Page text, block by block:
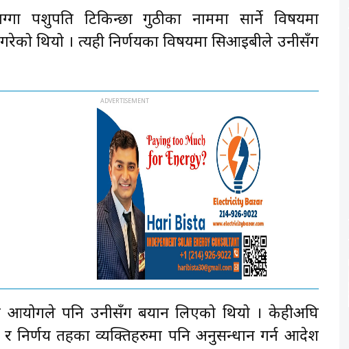
पशुपति टिकिन्छा गुठीका नाममा सार्ने विषयमा
गरेको थियो । त्यही निर्णयका विषयमा सिआइबीले उनीसँग
पनि उनीसँग बयान लिएको थियो । केहीअघि
निर्णय तहका व्यक्तिहरुमा पनि अनुसन्धान गर्न आदेश